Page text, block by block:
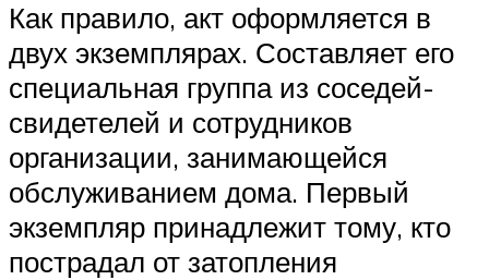
Как правило, акт оформляется в
двух экземплярах. Составляет его
специальная группа из соседей-
свидетелей и сотрудников
организации, занимающейся
обслуживанием дома. Первый
экземпляр принадлежит тому, кто
пострадал от затопления